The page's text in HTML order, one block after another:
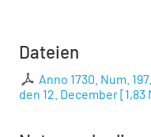
Dateien
Anno 1730. Num.
den 12. December[1,83